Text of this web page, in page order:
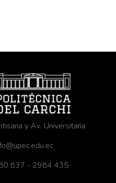
y Av. Universitaria
837 - 2984 435